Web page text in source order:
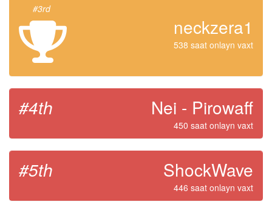
#3rd
neckzera1
538 saat onlayn vaxt
#4th Nei - Pirowaff
450 saat onlayn vaxt
#5th ShockWave
446 saat onlayn vaxt